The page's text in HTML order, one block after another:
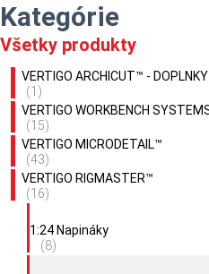
Kategórie
Všetky produkty
VERTIGO ARCHICUT™ -
(1)
VERTIGO WORKBENCH
(15)
VERTIGO MICRODETAIL™
(43)
VERTIGO RIGMASTER™
(16)
1:24 Napináky
(8)